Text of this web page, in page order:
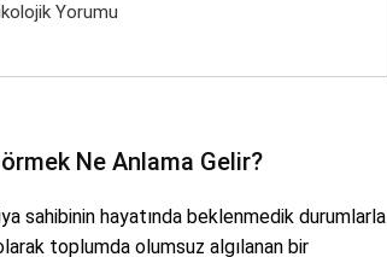
Yorumu
Ne Anlama Gelir?
sahibinin hayatında beklenmedik durumlarla
toplumda olumsuz algılanan bir